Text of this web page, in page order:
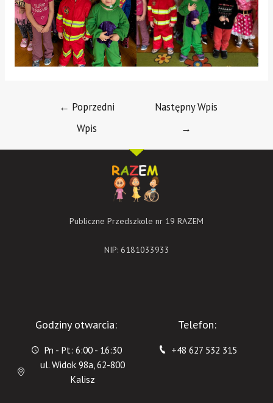
← Poprzedni
Wpis
Następny Wpis
→
Publiczne Przedszkole nr 19 RAZEM
NIP: 6181033933
Godziny otwarcia:
Pn - Pt: 6:00 - 16:30
ul. Widok 98a, 62-800
Kalisz
Telefon:
+48 627 532 315